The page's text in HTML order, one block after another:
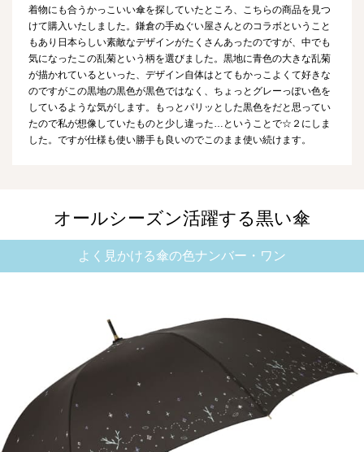
着物にも合うかっこいい傘を探していたところ、こちらの商品を見つ
けて購入いたしました。鎌倉の手ぬぐい屋さんとのコラボということ
もあり日本らしい素敵なデザインがたくさんあったのですが、中でも
気になったこの乱菊という柄を選びました。黒地に青色の大きな乱菊
が描かれているといった、デザイン自体はとてもかっこよくて好きな
のですがこの黒地の黒色が黒色ではなく、ちょっとグレーっぽい色を
しているような気がします。もっとパリッとした黒色をだと思ってい
たので私が想像していたものと少し違った…ということで☆２にしま
した。ですが仕様も使い勝手も良いのでこのまま使い続けます。
オールシーズン活躍する黒い傘
よく見かける傘の色ナンバー・ワン